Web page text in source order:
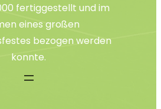
fertiggestellt und im
eines großen
bezogen werden
konnte.